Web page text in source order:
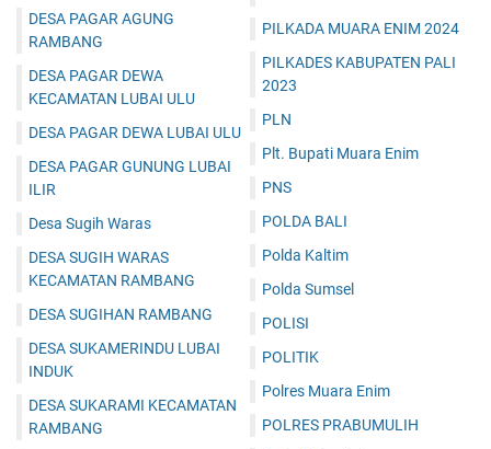
DESA PAGAR AGUNG
RAMBANG
DESA PAGAR DEWA
KECAMATAN LUBAI ULU
DESA PAGAR DEWA LUBAI ULU
DESA PAGAR GUNUNG LUBAI
ILIR
Desa Sugih Waras
DESA SUGIH WARAS
KECAMATAN RAMBANG
DESA SUGIHAN RAMBANG
DESA SUKAMERINDU LUBAI
INDUK
DESA SUKARAMI KECAMATAN
RAMBANG
PILKADA MUARA ENIM 2024
PILKADES KABUPATEN PALI
2023
PLN
Plt. Bupati Muara Enim
PNS
POLDA BALI
Polda Kaltim
Polda Sumsel
POLISI
POLITIK
Polres Muara Enim
POLRES PRABUMULIH